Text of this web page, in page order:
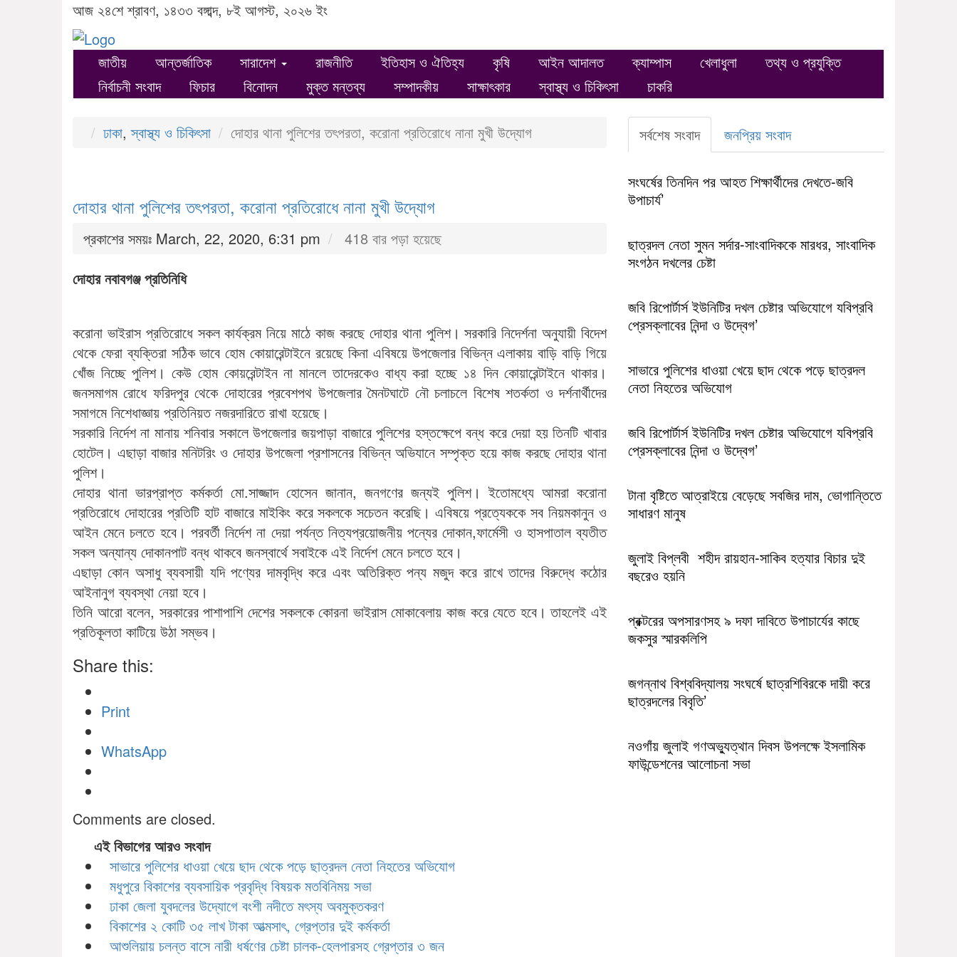
আজ ২৪শে শ্রাবণ, ১৪৩৩ বঙ্গাব্দ, ৮ই আগস্ট, ২০২৬ ইং
জাতীয় আন্তর্জাতিক সারাদেশ রাজনীতি ইতিহাস ও ঐতিহ্য কৃষি আইন আদালত ক্যাম্পাস খেলাধুলা
তথ্য ও প্রযুক্তি
নির্বাচনী সংবাদ
ফিচার বিনোদন মুক্ত মন্তব্য সম্পাদকীয় সাক্ষাৎকার স্বাস্থ্য ও চিকিৎসা চাকরি
ঢাকা,স্বাস্থ্য ও চিকিৎসা দোহার থানা পুলিশের তৎপরতা, করোনা প্রতিরোধে নানা মুখী উদ্যোগ
দোহার থানা পুলিশের তৎপরতা, করোনা প্রতিরোধে নানা মুখী উদ্যোগ
প্রকাশের সময়ঃ March, 22, 2020, 6:31 pm
418 বার পড়া হয়েছে
দোহার নবাবগঞ্জ প্রতিনিধি
করোনা ভাইরাস প্রতিরোধে সকল কার্যক্রম নিয়ে মাঠে কাজ করছে দোহার থানা পুলিশ। সরকারি নিদের্শনা অনুযায়ী বিদেশ
থেকে ফেরা ব্যক্তিরা সঠিক ভাবে হোম কোয়ারেন্টাইনে রয়েছে কিনা এবিষয়ে উপজেলার বিভিন্ন এলাকায় বাড়ি বাড়ি গিয়ে
খোঁজ নিচ্ছে পুলিশ। কেউ হোম কোয়রেন্টাইন না মানলে তাদেরকেও বাধ্য করা হচ্ছে ১৪ দিন কোয়ারেন্টাইনে থাকার।
জনসমাগম রোধে ফরিদপুর থেকে দোহারের প্রবেশপথ উপজেলার মৈনটঘাটে নৌ চলাচলে বিশেষ শতর্কতা ও দর্শনার্থীদের
সমাগমে নিশেধাজ্ঞায় প্রতিনিয়ত নজরদারিতে রাখা হয়েছে।
সরকারি নির্দেশ না মানায় শনিবার সকালে উপজেলার জয়পাড়া বাজারে পুলিশের হস্তক্ষেপে বন্ধ করে দেয়া হয় তিনটি খাবার
হোটেল। এছাড়া বাজার মনিটরিং ও দোহার উপজেলা প্রশাসনের বিভিন্ন অভিযানে সম্পৃক্ত হয়ে কাজ করছে দোহার থানা
পুলিশ।
দোহার থানা ভারপ্রাপ্ত কর্মকর্তা মো.সাজ্জাদ হোসেন জানান, জনগণের জন্যই পুলিশ। ইতোমধ্যে আমরা করোনা
প্রতিরোধে দোহারের প্রতিটি হাট বাজারে মাইকিং করে সকলকে সচেতন করেছি। এবিষয়ে প্রত্যেককে সব নিয়মকানুন ও
আইন মেনে চলতে হবে। পরবর্তী নির্দেশ না দেয়া পর্যন্ত নিত্যপ্রয়োজনীয় পন্যের দোকান,ফার্মেসী ও হাসপাতাল ব্যতীত
সকল অন্যান্য দোকানপাট বন্ধ থাকবে জনস্বার্থে সবাইকে এই নির্দেশ মেনে চলতে হবে।
এছাড়া কোন অসাধু ব্যবসায়ী যদি পণ্যের দামবৃদ্ধি করে এবং অতিরিক্ত পন্য মজুদ করে রাখে তাদের বিরুদ্ধে কঠোর
আইনানুগ ব্যবস্থা নেয়া হবে।
তিনি আরো বলেন, সরকারের পাশাপাশি দেশের সকলকে কোরনা ভাইরাস মোকাবেলায় কাজ করে যেতে হবে। তাহলেই এই
প্রতিকূলতা কাটিয়ে উঠা সম্ভব।
Share this:
Print
WhatsApp
Comments are closed.
এই বিভাগের আরও সংবাদ
সাভারে পুলিশের ধাওয়া খেয়ে ছাদ থেকে পড়ে ছাত্রদল নেতা নিহতের অভিযোগ
মধুপুরে বিকাশের ব্যবসায়িক প্রবৃদ্ধি বিষয়ক মতবিনিময় সভা
ঢাকা জেলা যুবদলের উদ্যোগে বংশী নদীতে মৎস্য অবমুক্তকরণ
বিকাশের ২ কোটি ৩৫ লাখ টাকা আত্মসাৎ, গ্রেপ্তার দুই কর্মকর্তা
আশুলিয়ায় চলন্ত বাসে নারী ধর্ষণের চেষ্টা চালক-হেলপারসহ গ্রেপ্তার ৩ জন
সর্বশেষ সংবাদ জনপ্রিয় সংবাদ
সংঘর্ষের তিনদিন পর আহত শিক্ষার্থীদের দেখতে-জবি
উপাচার্য’
ছাত্রদল নেতা সুমন সর্দার-সাংবাদিককে মারধর, সাংবাদিক
সংগঠন দখলের চেষ্টা
জবি রিপোর্টার্স ইউনিটির দখল চেষ্টার অভিযোগে যবিপ্রবি
প্রেসক্লাবের নিন্দা ও উদ্বেগ’
সাভারে পুলিশের ধাওয়া খেয়ে ছাদ থেকে পড়ে ছাত্রদল
নেতা নিহতের অভিযোগ
জবি রিপোর্টার্স ইউনিটির দখল চেষ্টার অভিযোগে যবিপ্রবি
প্রেসক্লাবের নিন্দা ও উদ্বেগ’
টানা বৃষ্টিতে আত্রাইয়ে বেড়েছে সবজির দাম, ভোগান্তিতে
সাধারণ মানুষ
জুলাই বিপ্লবী শহীদ রায়হান-সাকিব হত্যার বিচার দুই
বছরেও হয়নি
প্রক্টরের অপসারণসহ ৯ দফা দাবিতে উপাচার্যের কাছে
জকসুর স্মারকলিপি
জগন্নাথ বিশ্ববিদ্যালয় সংঘর্ষে ছাত্রশিবিরকে দায়ী করে
ছাত্রদলের বিবৃতি’
নওগাঁয় জুলাই গণঅভ্যুত্থান দিবস উপলক্ষে ইসলামিক
ফাউন্ডেশনের আলোচনা সভা